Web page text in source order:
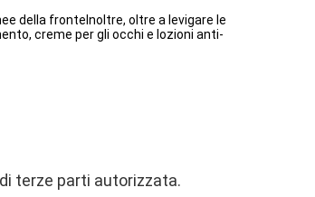
della fronteInoltre, oltre a levigare le
creme per gli occhi e lozioni anti-
terze parti autorizzata.